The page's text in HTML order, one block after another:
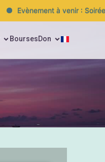
Evènement à venir : Soirée
BoursesDon